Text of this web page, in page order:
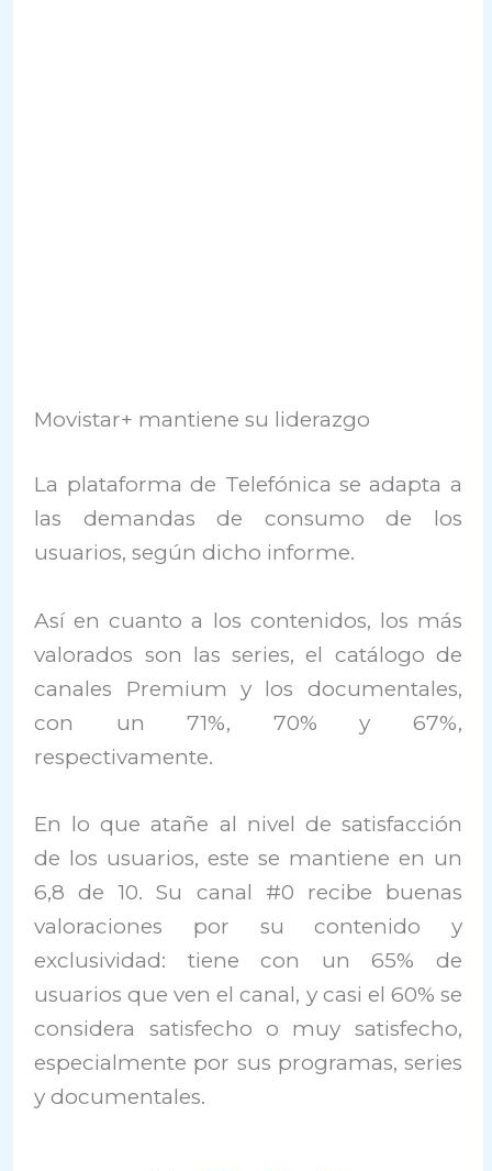
Movistar+ mantiene su liderazgo
La plataforma de Telefónica se adapta a
las demandas de consumo de los
usuarios, según dicho informe.
Así en cuanto a los contenidos, los más
valorados son las series, el catálogo de
canales Premium y los documentales,
con un 71%, 70% y 67%,
respectivamente.
En lo que atañe al nivel de satisfacción
de los usuarios, este se mantiene en un
6,8 de 10. Su canal #0 recibe buenas
valoraciones por su contenido y
exclusividad: tiene con un 65% de
usuarios que ven el canal, y casi el 60% se
considera satisfecho o muy satisfecho,
especialmente por sus programas, series
y documentales.